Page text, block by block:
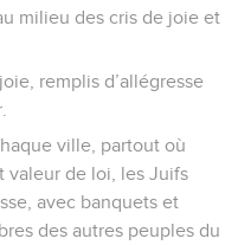
milieu des cris de joie et
remplis d’allégresse
ville, partout où
valeur de loi, les Juifs
avec banquets et
des autres peuples du